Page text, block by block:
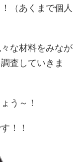
（あくまで個人
な材料をみなが
査していきま
う～！
！！